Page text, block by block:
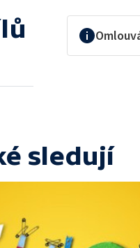
sledují